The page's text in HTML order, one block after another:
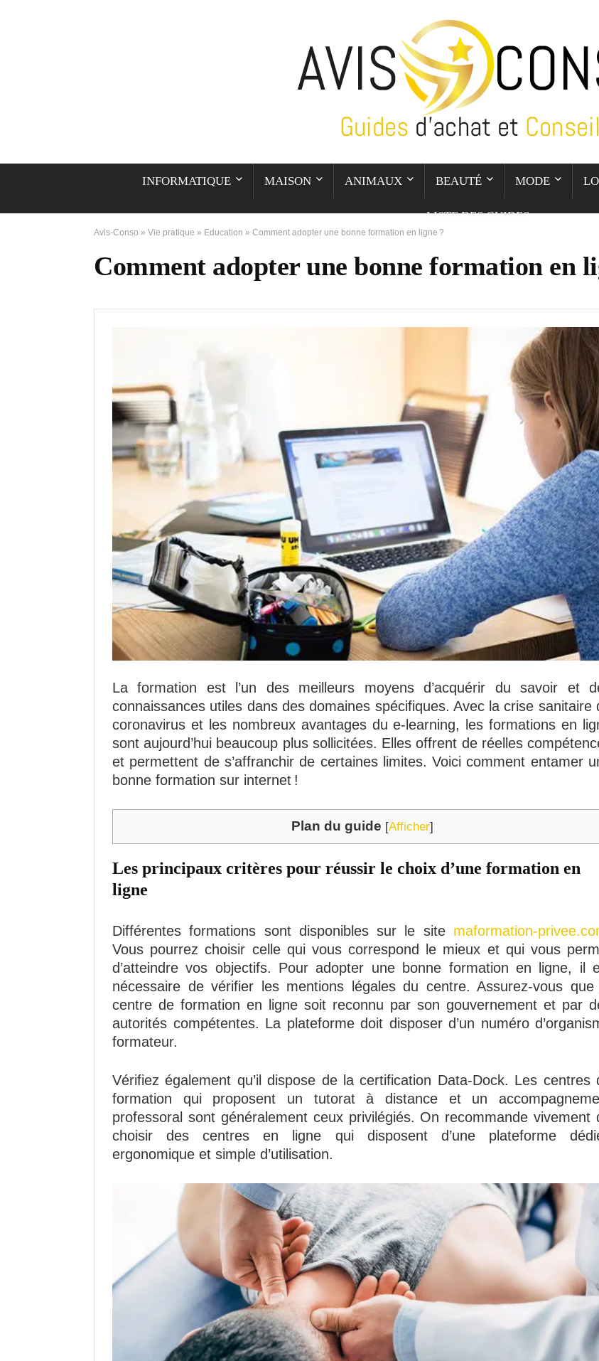
INFORMATIQUE MAISON ANIMAUX BEAUTÉ MODE
LISTE DES GUIDES
Avis-Conso » Vie pratique » Education » Comment adopter une bonne formation en ligne ?
Comment adopter une bonne formation en
La formation est l’un des meilleurs moyens d’acquérir du savoir et
connaissances utiles dans des domaines spécifiques. Avec la crise sanitaire
coronavirus et les nombreux avantages du e-learning, les formations en
sont aujourd’hui beaucoup plus sollicitées. Elles offrent de réelles
et permettent de s’affranchir de certaines limites. Voici comment entamer
bonne formation sur internet !
Plan du guide [Afficher]
Les principaux critères pour réussir le choix d’une formation en
ligne
Différentes formations sont disponibles sur le site maformation-
Vous pourrez choisir celle qui vous correspond le mieux et qui vous
d’atteindre vos objectifs. Pour adopter une bonne formation en ligne, il
nécessaire de vérifier les mentions légales du centre. Assurez-vous que
centre de formation en ligne soit reconnu par son gouvernement et par
autorités compétentes. La plateforme doit disposer d’un numéro
formateur.
Vérifiez également qu’il dispose de la certification Data-Dock. Les centres
formation qui proposent un tutorat à distance et un
professoral sont généralement ceux privilégiés. On recommande vivement
choisir des centres en ligne qui disposent d’une plateforme
ergonomique et simple d’utilisation.